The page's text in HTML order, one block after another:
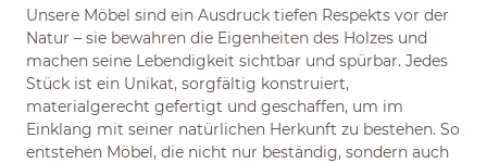
Unsere Möbel sind ein Ausdruck tiefen Respekts vor der
Natur – sie bewahren die Eigenheiten des Holzes und
machen seine Lebendigkeit sichtbar und spürbar. Jedes
Stück ist ein Unikat, sorgfältig konstruiert,
materialgerecht gefertigt und geschaffen, um im
Einklang mit seiner natürlichen Herkunft zu bestehen. So
entstehen Möbel, die nicht nur beständig, sondern auch